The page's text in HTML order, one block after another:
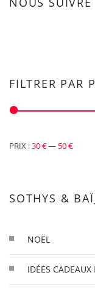
FILTRER PAR
PRIX
PRIX
PRIX :30 €— 50 €
SOTHYS &
NOËL
IDÉES CADEAUX